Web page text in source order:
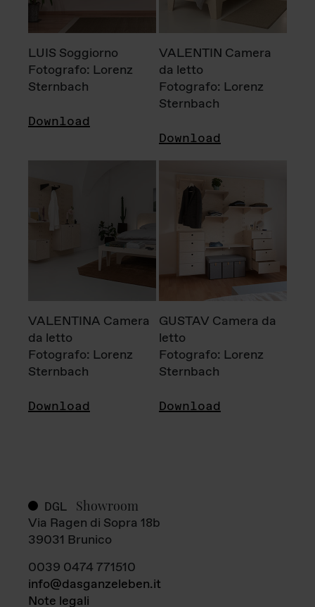
LUIS Soggiorno
Fotografo: Lorenz
Sternbach
Download
VALENTIN Camera
da letto
Fotografo: Lorenz
Sternbach
Download
VALENTINA Camera
da letto
Fotografo: Lorenz
Sternbach
Download
GUSTAV Camera da
letto
Fotografo: Lorenz
Sternbach
Download
DGL Showroom
Via Ragen di Sopra 18b
39031 Brunico
0039 0474 771510
info@dasganzeleben.it
Note legali